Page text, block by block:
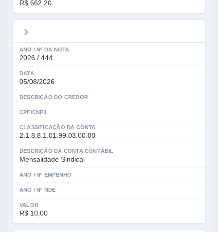
R$ 662,20
ANO / Nº DA NOTA
2026 / 444
DATA
05/08/2026
DESCRIÇÃO DO CREDOR
CPF/CNPJ
CLASSIFICAÇÃO DA CONTA
2.1.8.8.1.01.99.03.00.00
DESCRIÇÃO DA CONTA CONTÁBIL
Mensalidade Sindical
ANO / Nº EMPENHO
ANO / Nº NDE
VALOR
R$ 10,00